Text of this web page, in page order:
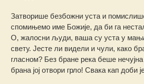
Затворише безбожни уста и
спомињемо име Божије, да би га
О, жалосни људи, ваша су уста у
свету. Јесте ли видели и чули, како
гласном? Без бране река беше
брана јој отвори грло! Свака кап доби